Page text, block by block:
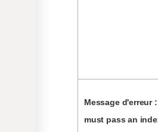
Message d'erreur
must pass an